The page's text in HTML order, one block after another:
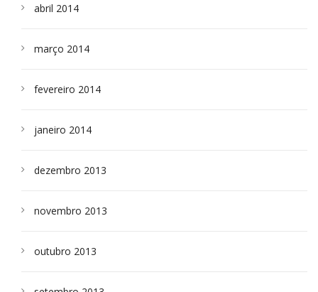
abril 2014
março 2014
fevereiro 2014
janeiro 2014
dezembro 2013
novembro 2013
outubro 2013